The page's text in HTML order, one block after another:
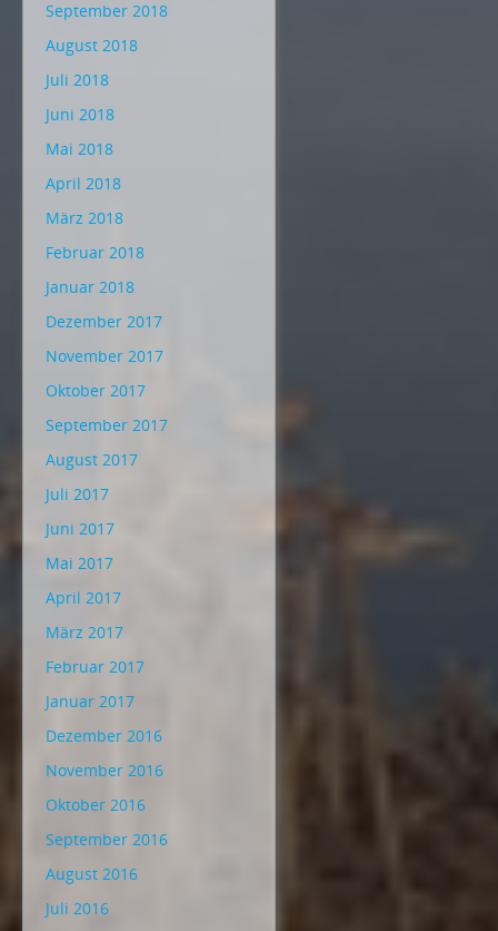
September 2018
August 2018
Juli 2018
Juni 2018
Mai 2018
April 2018
März 2018
Februar 2018
Januar 2018
Dezember 2017
November 2017
Oktober 2017
September 2017
August 2017
Juli 2017
Juni 2017
Mai 2017
April 2017
März 2017
Februar 2017
Januar 2017
Dezember 2016
November 2016
Oktober 2016
September 2016
August 2016
Juli 2016